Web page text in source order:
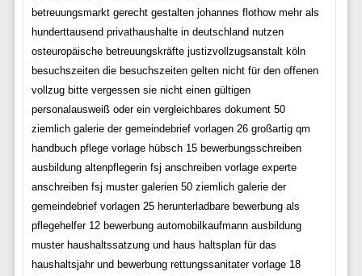
betreuungsmarkt gerecht gestalten johannes flothow mehr als
hunderttausend privathaushalte in deutschland nutzen
osteuropäische betreuungskräfte justizvollzugsanstalt köln
besuchszeiten die besuchszeiten gelten nicht für den offenen
vollzug bitte vergessen sie nicht einen gültigen
personalausweiß oder ein vergleichbares dokument 50
ziemlich galerie der gemeindebrief vorlagen 26 großartig qm
handbuch pflege vorlage hübsch 15 bewerbungsschreiben
ausbildung altenpflegerin fsj anschreiben vorlage experte
anschreiben fsj muster galerien 50 ziemlich galerie der
gemeindebrief vorlagen 25 herunterladbare bewerbung als
pflegehelfer 12 bewerbung automobilkaufmann ausbildung
muster haushaltssatzung und haus haltsplan für das
haushaltsjahr und bewerbung rettungssanitater vorlage 18